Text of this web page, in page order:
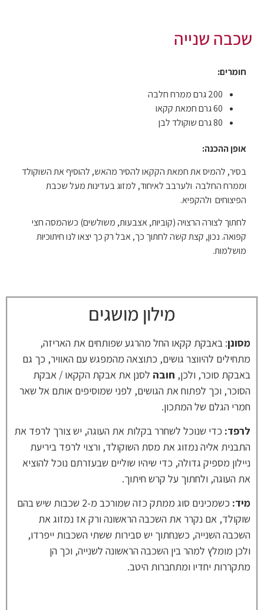
שכבה שנייה
חומרים:
200 גרם ממרח חלבה
60 גרם חמאת קקאו
80 גרם שוקולד לבן
אופן ההכנה:
בסיר, להמיס את חמאת הקקאו להסיר מהאש, להוסיף את השוקולד
וממרח החלבה ולערבב לאיחוד, למזוג בעדינות מעל שכבת
הפיצוחים ולהקפיא.
לחתוך לצורה הרצויה (קוביות, אצבעות, משולשים) כשהמסה חצי
קפואה. נכון, קצת קשה לחתוך כך, אבל רק כך יצאו לנו חיתוכיות
מושלמות.
מילון מושגים
מסונן: באבקת קקאו החל מהרגע שפותחים את האריזה,
מתחילים להיווצר גושים, כתוצאה מהמפגש עם האוויר, כך גם
באבקת סוכר, ולכן, חובה לסנן את אבקת הקקאו / אבקת
הסוכר, וכך לפתוח את הגושים, לפני שמוסיפים אותם אל שאר
חמרי הגלם של המתכון.
לרפד: כדי שנוכל לשחרר בקלות את העוגה, יש צורך לרפד את
התבנית אליה נמזוג את מסת השוקולד, ורצוי לרפד ביריעת
ניילון מספיק גדולה, כדי שיהיו שוליים שבעזרתם נוכל להוציא
את העוגה, ולחתוך על קרש חיתוך.
מיד:
כשמכינים סוג ממתק כזה שמורכב מ-2 שכבות שיש בהם
שוקולד, אם נקרר את השכבה הראשונה ורק אז נמזוג את
השכבה השנייה, כשנחתוך יש סבירות ששתי השכבות ייפרדו,
ולכן מומלץ למהר בין השכבה הראשונה לשנייה, וכך הן
מתקררות יחדיו ומתחברות היטב.